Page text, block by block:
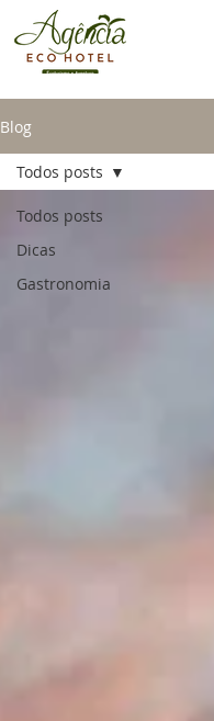
Blog
Todos posts
Dicas
Gastronomia
Todos posts